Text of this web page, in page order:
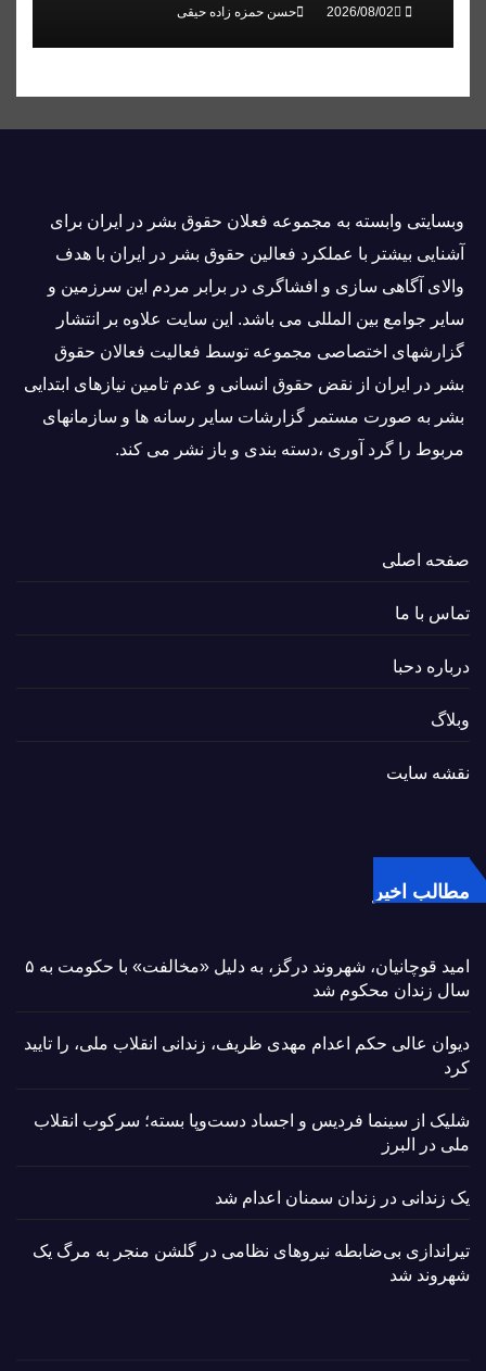
حسن حمزه زاده حیقی
وبسايتى وابسته به مجموعه فعلان حقوق بشر در ایران برای
آشنایی بيشتر با عملکرد فعالین حقوق بشر در ایران با هدف
والاى آگاهى سازی و افشاگرى در برابر مردم این سرزمین و
ساير جوامع بین المللى می باشد. این سایت علاوه بر انتشار
گزارشهای اختصاصی مجموعه توسط فعاليت فعالان حقوق
بشر در ایران از نقض حقوق انسانی و عدم تامین نیازهای ابتدایی
بشر به صورت مستمر گزارشات سایر رسانه ها و سازمانهای
مربوط را گرد آوری ،دسته بندی و باز نشر می كند.
صفحه اصلی
تماس با ما
درباره دحبا
وبلاگ
نقشه سایت
مطالب اخیر
امید قوچانیان، شهروند درگز، به دلیل «مخالفت» با حکومت به ۵
سال زندان محکوم شد
دیوان عالی حکم اعدام مهدی ظریف، زندانی انقلاب ملی، را تایید
کرد
شلیک از سینما فردیس و اجساد دست‌وپا بسته؛ سرکوب انقلاب
ملی در البرز
یک زندانی در زندان سمنان اعدام شد
تیراندازی بی‌ضابطه نیروهای نظامی در گلشن منجر به مرگ یک
شهروند شد